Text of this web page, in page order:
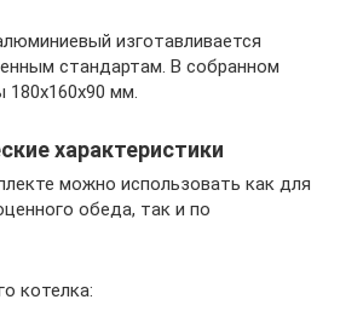
изготавливается
стандартам. В собранном
180х160х90 мм.
характеристики
можно использовать как для
обеда, так и по
котелка: